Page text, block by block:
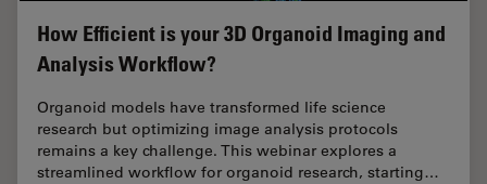
How Efficient is your 3D Organoid Imaging and
Analysis Workflow?
Organoid models have transformed life science
research but optimizing image analysis protocols
remains a key challenge. This webinar explores a
streamlined workflow for organoid research, starting…